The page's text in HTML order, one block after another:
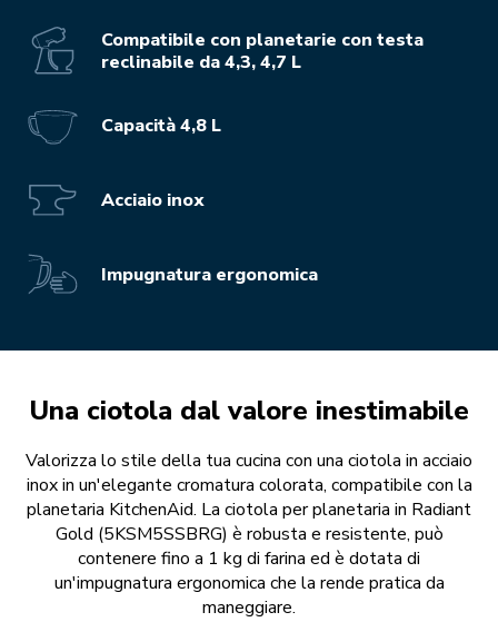
Compatibile con planetarie con testa
reclinabile da 4,3, 4,7 L
Capacità 4,8 L
Acciaio inox
Impugnatura ergonomica
Una ciotola dal valore inestimabile
Valorizza lo stile della tua cucina con una ciotola in acciaio
inox in un'elegante cromatura colorata, compatibile con la
planetaria KitchenAid. La ciotola per planetaria in Radiant
Gold (5KSM5SSBRG) è robusta e resistente, può
contenere fino a 1 kg di farina ed è dotata di
un'impugnatura ergonomica che la rende pratica da
maneggiare.